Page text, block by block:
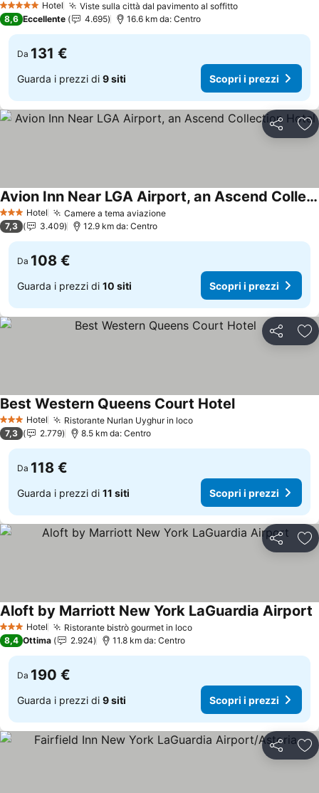
5 Stelle Hotel Viste sulla città dal pavimento al soffittoScopri i prezzi
8,6 Eccellente 4.695 16.6 km da: Centro
Da 131 €
Guarda i prezzi di 9 siti Scopri i prezzi
Condividi
3 StelleHotel Camere a tema aviazioneScopri i prezzi
Avion Inn Near LGA Airport, an Ascend Collection Hotel
Scopri i prezzi
7,3 3.409 12.9 km da: Centro
Da 108 €
Guarda i prezzi di 10 siti Scopri i prezzi
Condividi
3 StelleHotel Ristorante Nurlan Uyghur in locoScopri i prezzi
Best Western Queens Court HotelScopri i prezzi
7,3 2.779 8.5 km da: Centro
Da 118 €
Guarda i prezzi di 11 siti Scopri i prezzi
Condividi
3 StelleHotel Ristorante bistrò gourmet in locoScopri i prezzi
Aloft by Marriott New York LaGuardia Airport
8,4 Ottima 2.924 11.8 km da: Centro
Da 190 €
Guarda i prezzi di 9 siti Scopri i prezzi
Condividi